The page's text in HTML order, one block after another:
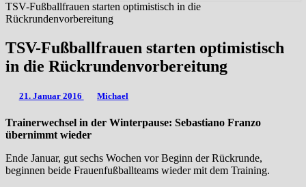
TSV-Fußballfrauen starten optimistisch in die
Rückrundenvorbereitung
TSV-Fußballfrauen starten optimistisch
in die Rückrundenvorbereitung
21. Januar 2016 Michael
Trainerwechsel in der Winterpause: Sebastiano Franzo
übernimmt wieder
Ende Januar, gut sechs Wochen vor Beginn der Rückrunde,
beginnen beide Frauenfußballteams wieder mit dem Training.